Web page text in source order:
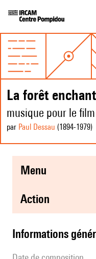
La forêt
musique pour le
par Paul Dessau (1894-1979)
menu
action
informations